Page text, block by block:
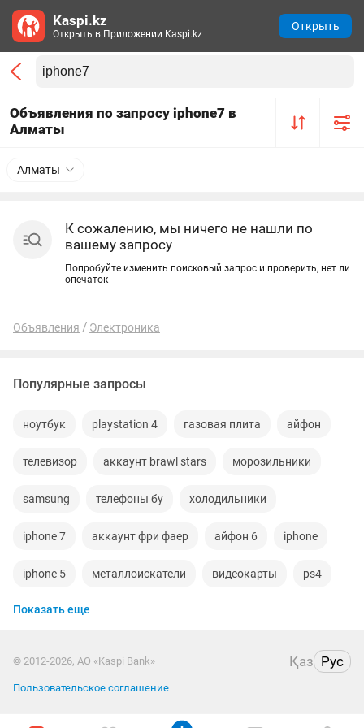
Объявления по запросу iphone7 в
Алматы
Алматы
К сожалению, мы ничего не нашли по
вашему запросу
Попробуйте изменить поисковый запрос и проверить, нет ли
опечаток
Объявления Электроника
Популярные запросы
ноутбук playstation 4 газовая плита айфон
телевизор аккаунт brawl stars морозильники
samsung телефоны бу холодильники
iphone 7 аккаунт фри фаер айфон 6 iphone
iphone 5 металлоискатели видеокарты ps4
игровой компьютер
стиральная машина apple watch
наушники
Показать еще
© 2012-2026, АО «Kaspi Bank» Қаз Рус
Пользовательское соглашение
Kaspi.kz
Открыть в Приложении Kaspi.kz
Открыть